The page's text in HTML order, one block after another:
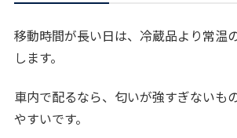
移動時間が長い日は、冷蔵品より常温
します。
車内で配るなら、匂いが強すぎないも
やすいです。